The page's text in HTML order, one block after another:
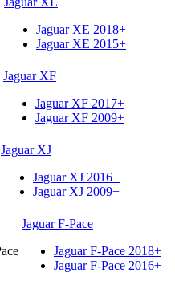
Jaguar XE 2018+
Jaguar XE 2015+
Jaguar XF
Jaguar XF 2017+
Jaguar XF 2009+
Jaguar XJ
Jaguar XJ 2016+
Jaguar XJ 2009+
Jaguar F-Pace
Jaguar F-Pace 2018+
Jaguar F-Pace 2016+